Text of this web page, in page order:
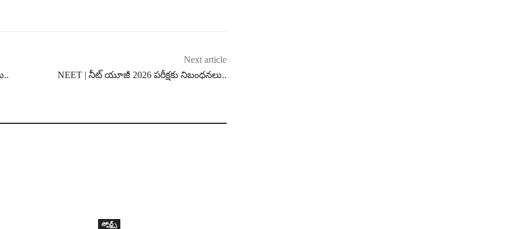
Next article
NEET | నీట్ యూజీ 2026 పరీక్షకు నిబంధనలు..
స్పోర్ట్స్